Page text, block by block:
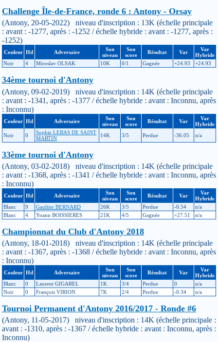
Challenge Île-de-France, ronde 6 : Antony - Orsay
(Antony, 20-05-2022) niveau d'inscription : 13K (échelle principale
: avant : -1277, après : -1252 / échelle hybride : avant : -1277, après :
-1252)
Couleur Hd Adversaire
Son
niveau
Son
score
Résultat Var
Var
Hybride
Noir
4 Miroslav OLSAK 10K 0/1 Gagnée +24.93 +24.93
34ème tournoi d'Antony
(Antony, 09-02-2019) niveau d'inscription : 14K (échelle principale
: avant : -1341, après : -1377 / échelle hybride : avant : Inconnu, après
: Inconnu)
Couleur Hd Adversaire
Son
niveau
Son
score
Résultat Var
Var
Hybride
Noir
0
Sophie LEBAS DE SAINT
MARTIN
14K 3/5 Perdue -36.05 n/a
33ème tournoi d'Antony
(Antony, 03-02-2018) niveau d'inscription : 14K (échelle principale
: avant : -1368, après : -1341 / échelle hybride : avant : Inconnu, après
: Inconnu)
Couleur Hd Adversaire
Son
niveau
Son
score
Résultat Var
Var
Hybride
Blanc
9 Gaultier BERNARD 26K 3/5 Perdue -0.54
n/a
Blanc
4 Yoann BOISSIERES 21K 4/5 Gagnée +27.51 n/a
Championnat du Club d'Antony 2018
(Antony, 18-01-2018) niveau d'inscription : 14K (échelle principale
: avant : -1367, après : -1368 / échelle hybride : avant : Inconnu, après
: Inconnu)
Couleur Hd Adversaire
Son
niveau
Son
score
Résultat Var
Var
Hybride
Blanc
0 Laurent GIGAREL 1K 3/4 Perdue 0
n/a
Noir
0 François VIRION 7K 2/4 Perdue -0.34 n/a
Tournoi Permanent d'Antony 2016/2017 - Ronde #6
(Antony, 11-05-2017) niveau d'inscription : 14K (échelle principale :
avant : -1310, après : -1367 / échelle hybride : avant : Inconnu, après :
Inconnu)